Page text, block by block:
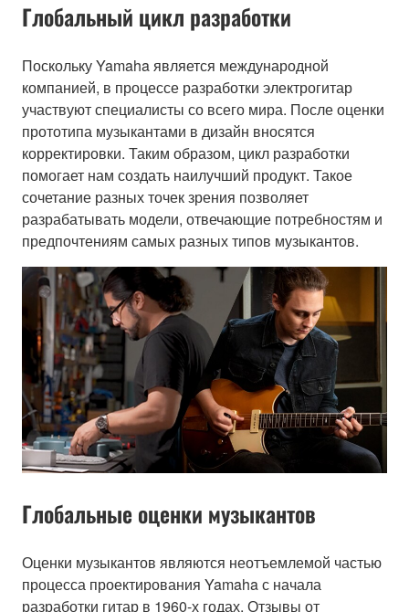
Глобальный цикл разработки
Поскольку Yamaha является международной
компанией, в процессе разработки электрогитар
участвуют специалисты со всего мира. После оценки
прототипа музыкантами в дизайн вносятся
корректировки. Таким образом, цикл разработки
помогает нам создать наилучший продукт. Такое
сочетание разных точек зрения позволяет
разрабатывать модели, отвечающие потребностям и
предпочтениям самых разных типов музыкантов.
Глобальные оценки музыкантов
Оценки музыкантов являются неотъемлемой частью
процесса проектирования Yamaha с начала
разработки гитар в 1960-х годах. Отзывы от